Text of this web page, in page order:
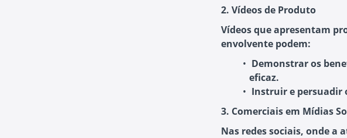
2. Vídeos de Produto
Vídeos que apresentam
envolvente podem:
Demonstrar os
eficaz.
Instruir e persuadir
3. Comerciais em Mídias
Nas redes sociais, onde a